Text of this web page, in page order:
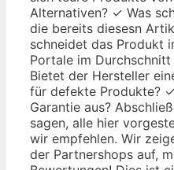
Alternativen? ✓ Was
die bereits diesesn
schneidet das Produkt
Portale im
Bietet der Hersteller
für defekte Produkte?
Garantie aus?
sagen, alle hier
wir empfehlen. Wir
der Partnershops auf,